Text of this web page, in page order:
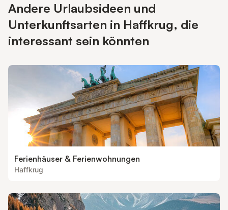
Andere Urlaubsideen und
Unterkunftsarten in Haffkrug, die
interessant sein könnten
Ferienhäuser & Ferienwohnungen
Haffkrug